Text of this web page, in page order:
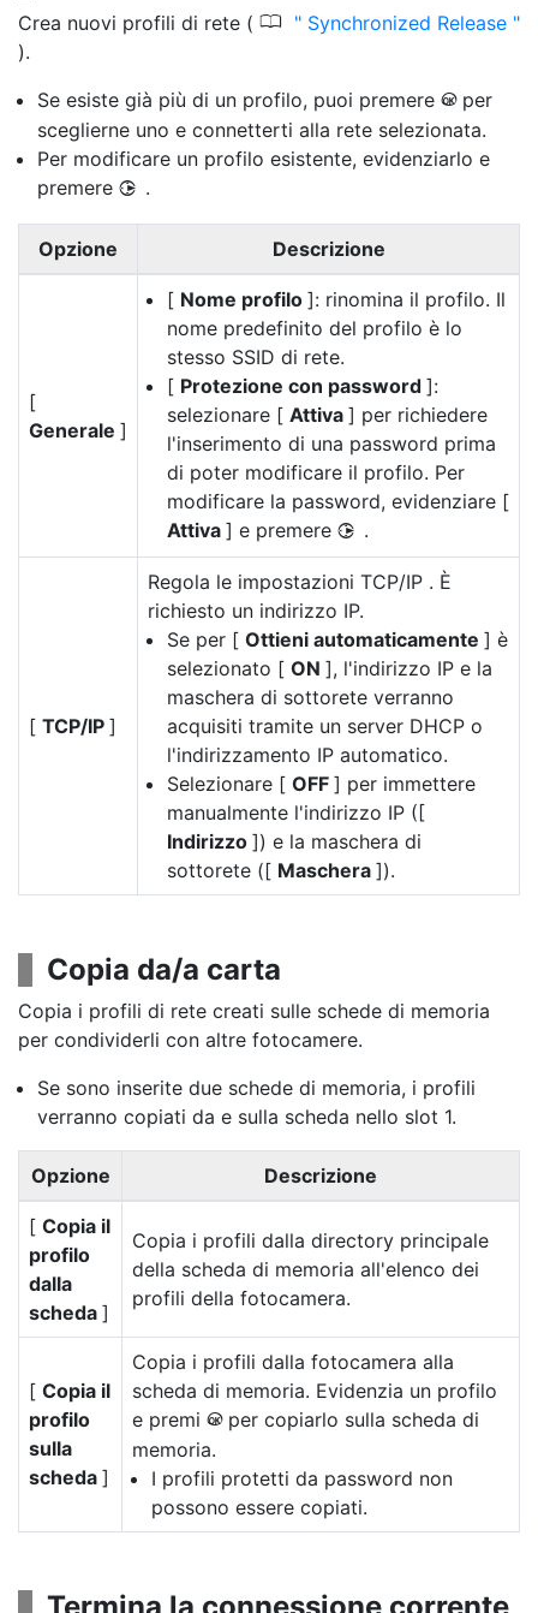
Crea nuovi profili di rete ( 0
Synchronized Release
).
Se esiste già più di un profilo, puoi premere J per
sceglierne uno e connetterti alla rete selezionata.
Per modificare un profilo esistente, evidenziarlo e
premere 2 .
Opzione Descrizione
[
Generale ]
[ Nome profilo ]: rinomina il profilo. Il
nome predefinito del profilo è lo
stesso SSID di rete.
[ Protezione con password ]:
selezionare [ Attiva ] per richiedere
l'inserimento di una password prima
di poter modificare il profilo. Per
modificare la password, evidenziare [
Attiva ] e premere 2 .
[ TCP/IP ]
Regola le impostazioni TCP/IP . È
richiesto un indirizzo IP.
Se per [ Ottieni automaticamente ] è
selezionato [ ON ], l'indirizzo IP e la
maschera di sottorete verranno
acquisiti tramite un server DHCP o
l'indirizzamento IP automatico.
Selezionare [ OFF ] per immettere
manualmente l'indirizzo IP ([
Indirizzo ]) e la maschera di
sottorete ([ Maschera ]).
Copia da/a carta
Copia i profili di rete creati sulle schede di memoria
per condividerli con altre fotocamere.
Se sono inserite due schede di memoria, i profili
verranno copiati da e sulla scheda nello slot 1.
Opzione Descrizione
[ Copia il
profilo
dalla
scheda ]
Copia i profili dalla directory principale
della scheda di memoria all'elenco dei
profili della fotocamera.
[ Copia il
profilo
sulla
scheda ]
Copia i profili dalla fotocamera alla
scheda di memoria. Evidenzia un profilo
e premi J per copiarlo sulla scheda di
memoria.
I profili protetti da password non
possono essere copiati.